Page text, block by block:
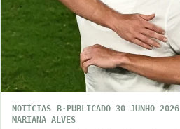
NOTÍCIAS PUBLICADO 30 JUNHO 2026
MARIANA ALVES